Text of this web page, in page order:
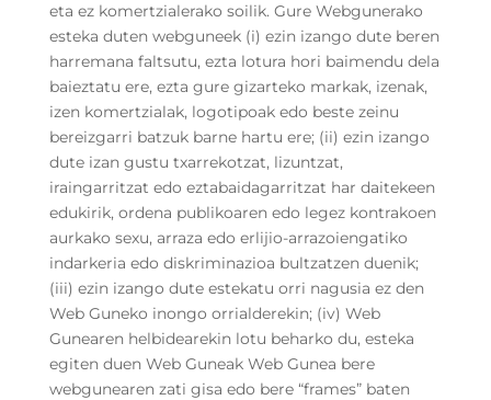
eta ez komertzialerako soilik. Gure Webgunerako
esteka duten webguneek (i) ezin izango dute beren
harremana faltsutu, ezta lotura hori baimendu dela
baieztatu ere, ezta gure gizarteko markak, izenak,
izen komertzialak, logotipoak edo beste zeinu
bereizgarri batzuk barne hartu ere; (ii) ezin izango
dute izan gustu txarrekotzat, lizuntzat,
iraingarritzat edo eztabaidagarritzat har daitekeen
edukirik, ordena publikoaren edo legez kontrakoen
aurkako sexu, arraza edo erlijio-arrazoiengatiko
indarkeria edo diskriminazioa bultzatzen duenik;
(iii) ezin izango dute estekatu orri nagusia ez den
Web Guneko inongo orrialderekin; (iv) Web
Gunearen helbidearekin lotu beharko du, esteka
egiten duen Web Guneak Web Gunea bere
webgunearen zati gisa edo bere “frames” baten